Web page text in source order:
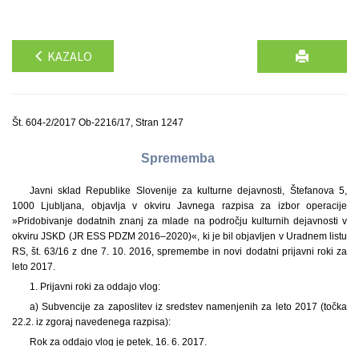
KAZALO
Št. 604-2/2017 Ob-2216/17, Stran 1247
Sprememba
Javni sklad Republike Slovenije za kulturne dejavnosti, Štefanova 5,
1000 Ljubljana, objavlja v okviru Javnega razpisa za izbor operacije
»Pridobivanje dodatnih znanj za mlade na področju kulturnih dejavnosti v
okviru JSKD (JR ESS PDZM 2016–2020)«, ki je bil objavljen v Uradnem listu
RS, št. 63/16 z dne 7. 10. 2016, spremembe in novi dodatni prijavni roki za
leto 2017.
1. Prijavni roki za oddajo vlog:
a) Subvencije za zaposlitev iz sredstev namenjenih za leto 2017 (točka
22.2. iz zgoraj navedenega razpisa):
Rok za oddajo vlog je petek, 16. 6. 2017.